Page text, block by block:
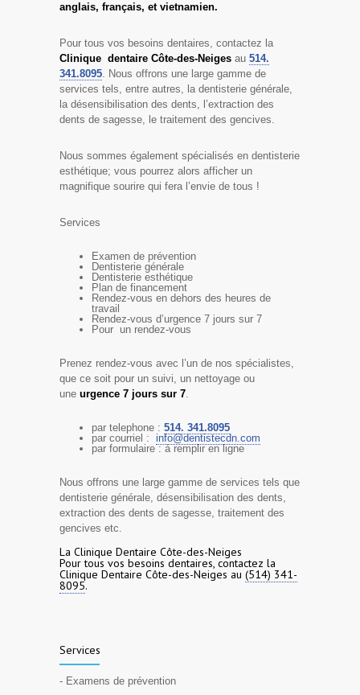
anglais, français, et vietnamien.
Pour tous vos besoins dentaires, contactez la
Clinique dentaire Côte-des-Neiges au 514.
341.8095. Nous offrons une large gamme de
services tels, entre autres, la dentisterie générale,
la désensibilisation des dents, l’extraction des
dents de sagesse, le traitement des gencives.
Nous sommes également spécialisés en dentisterie
esthétique; vous pourrez alors afficher un
magnifique sourire qui fera l’envie de tous !
Services
Examen de prévention
Dentisterie générale
Dentisterie esthétique
Plan de financement
Rendez-vous en dehors des heures de
travail
Rendez-vous d’urgence 7 jours sur 7
Pour un rendez-vous
Prenez rendez-vous avec l’un de nos spécialistes,
que ce soit pour un suivi, un nettoyage ou
une urgence 7 jours sur 7.
par telephone : 514. 341.8095
par courriel : info@dentistecdn.com
par formulaire : à remplir en ligne
Nous offrons une large gamme de services tels que
dentisterie générale, désensibilisation des dents,
extraction des dents de sagesse, traitement des
gencives etc.
La Clinique Dentaire Côte-des-Neiges
Pour tous vos besoins dentaires, contactez la
Clinique Dentaire Côte-des-Neiges au (514) 341-
8095.
Services
- Examens de prévention